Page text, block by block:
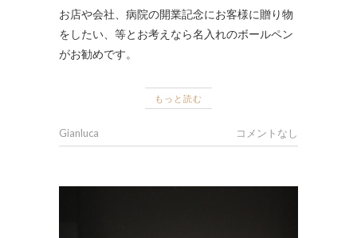
お店や会社、病院の開業記念にお客様に贈り物
をしたい、等とお考えなら名入れのボールペン
がお勧めです。
もっと読む
Gianluca コメントなし